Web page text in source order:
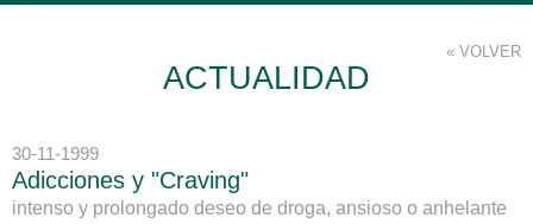
« VOLVER
ACTUALIDAD
30-11-1999
Adicciones y "Craving"
intenso y prolongado deseo de droga, ansioso o anhelante